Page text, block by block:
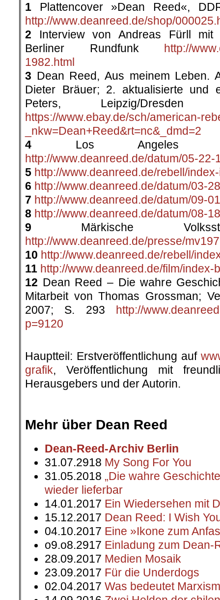
1 Plattencover »Dean Reed«,
http://www.deanreed.de/shop/
2 Interview von Andreas Fürll mit
Berliner Rundfunk
http://
1982.html
3 Dean Reed, Aus meinem Leben.
Dieter Bräuer; 2. aktualisierte und
Peters, Leipzig/
https://www.ebay.de/sch/american-
_nkw=Dean+Reed&rt=nc&_dmd=2
4 Los Angeles
http://www.deanreed.de/datum/05-22-
5 http://www.deanreed.de/rebell/
6 http://www.deanreed.de/datum/03-
7 http://www.deanreed.de/datum/09-
8 http://www.deanreed.de/datum/08-
9 Märkische
http://www.deanreed.de/presse/
10 http://www.deanreed.de/rebell/
11 http://www.deanreed.de/film/index-
12 Dean Reed – Die wahre
Mitarbeit von Thomas Grossman;
2007; S. 293
http://
p=9120
Hauptteil: Erstveröffentlichung auf
grafik, Veröffentlichung mit
Herausgebers und der Autorin.
Mehr über Dean Reed
Dean-Reed-Archiv Berlin
31.07.2918 My Song For You
31.05.2018 „Die wahre
wieder lieferbar
14.01.2017 Ein Wiedersehen mit
15.12.2017 Dean Reed: I Wish
04.10.2017 Eine »Ikone zum
o9.o8.2917 Einladung zum Dean-
28.09.2017 Medien Mosaik
23.09.2017 Für die Underdogs
02.04.2017 Was bedeutet